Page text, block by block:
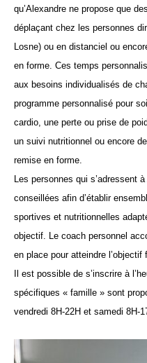
qu’Alexandre ne propose que
déplaçant chez les personnes
Losne) ou en distanciel ou
en forme. Ces temps
aux besoins individualisés de
programme personnalisé pour
cardio, une perte ou prise de
un suivi nutritionnel ou encore
remise en forme.
Les personnes qui s’adressent
conseillées afin d’établir
sportives et nutritionnelles
objectif. Le coach personnel
en place pour atteindre l’objectif
Il est possible de s’inscrire à
spécifiques « famille » sont
vendredi 8H-22H et samedi 8H-